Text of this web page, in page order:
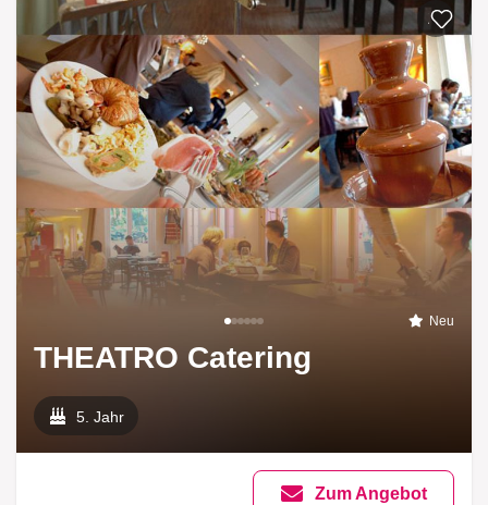
Zur
Neu
THEATRO Catering
5. Jahr
Zum Angebot